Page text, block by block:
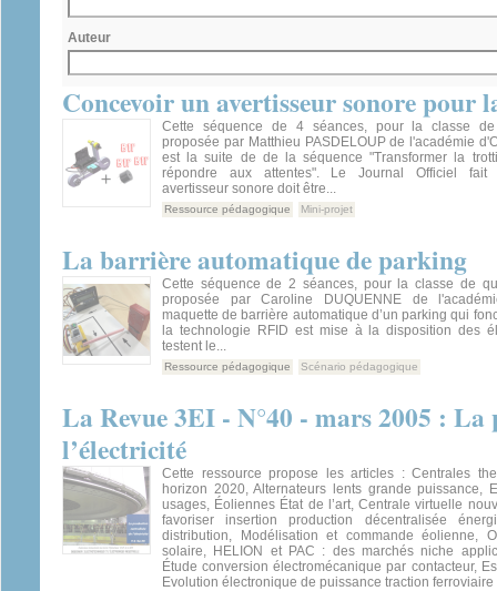
Auteur
Concevoir un avertisseur sonore pour
Cette séquence de 4 séances, pour la classe
proposée par Matthieu PASDELOUP de l'académie
est la suite de de la séquence "Transformer la
répondre aux attentes". Le Journal Officiel fait
avertisseur sonore doit être...
Ressource pédagogique Mini-projet
La barrière automatique de parking
Cette séquence de 2 séances, pour la classe de
proposée par Caroline DUQUENNE de
maquette de barrière automatique d’un parking qui
la technologie RFID est mise à la disposition des
testent le...
Ressource pédagogique Scénario pédagogique
La Revue 3EI - N°40 - mars 2005 :
l’électricité
Cette ressource propose les articles : Centrales
horizon 2020, Alternateurs lents grande puissance,
usages, Éoliennes État de l’art, Centrale virtuelle
favoriser insertion production décentralisée
distribution, Modélisation et commande éolienne,
solaire, HELION et PAC : des marchés niche
Étude conversion électromécanique par contacteur,
Evolution électronique de puissance traction ferroviaire